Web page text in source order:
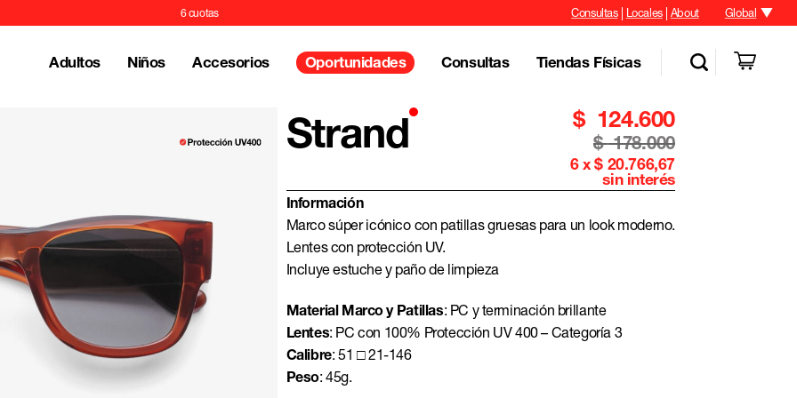
Consultas Locales About Global
Adultos Niños Accesorios Oportunidades Consultas Tiendas Físicas
Strand $ 124.600
$ 178.000
6 x $ 20.766,67
sin interés
Información
Marco súper icónico con patillas gruesas para un look moderno.
Lentes con protección UV.
Incluye estuche y paño de limpieza
Material Marco y Patillas: PC y terminación brillante
Lentes: PC con 100% Protección UV 400 – Categoría 3
Calibre: 51 □ 21-146
Peso: 45g.